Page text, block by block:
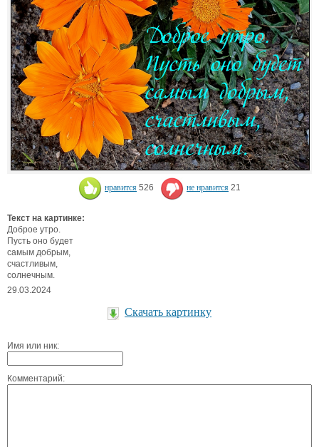
нравится 526 не нравится 21
Текст на картинке:
Доброе утро.
Пусть оно будет
самым добрым,
счастливым,
солнечным.
29.03.2024
Скачать картинку
Имя или ник:
Комментарий: